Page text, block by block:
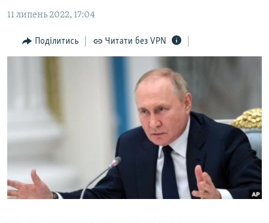
основної
Перейти
до
БЛОГИ
ПОГЛЯД
СПЕЦПРОЕКТИ
ДЕПОРТАЦІЯ
СВІДЧЕННЯ ОКУПАЦІЇ
УКРАЇНСЬКА ПРОБЛЕМА КРИМУ
ЯК ОБІЙТИ БЛОКУВАННЯ
Русский
Qırımtatar
11 липень 2022, 17:04
Поділитись Читати без VPN